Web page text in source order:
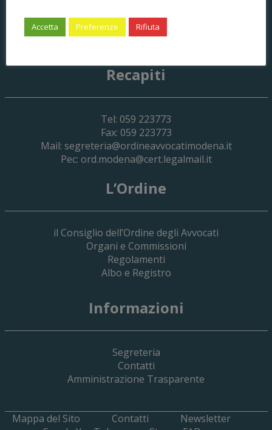
cod.un.fatturaz.: UFPJXM
no CIG
Recapiti
Tel: 059 223773
Fax: 059 223773
Mail: segreteria@ordineavvocatimodena.it
Pec: ord.modena@cert.legalmail.it
L’Ordine
il Consiglio dell’Ordine degli Avvocati
Organi e Commissioni
Regolamenti
Albo e Registro
Informazioni
Segreteria
Contatti
Amministrazione Trasparente
Mappa del Sito Contatti
Newsletter
Accetta Preferenze Rifiuta